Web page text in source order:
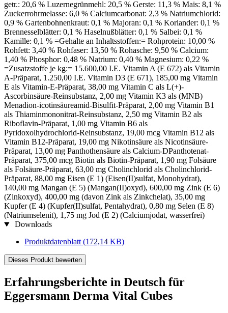
getr.: 20,6 % Luzernegrünmehl: 20,5 % Gerste: 11,3 % Mais: 8,1 %
Zuckerrohrmelasse: 6,0 % Calciumcarbonat: 2,3 % Natriumchlorid:
0,9 % Gartenbohnenkraut: 0,1 % Majoran: 0,1 % Koriander: 0,1 %
Brennesselblätter: 0,1 % Haselnußblätter: 0,1 % Salbei: 0,1 %
Kamille: 0,1 % =Gehalte an Inhaltsstoffen:= Rohprotein: 10,00 %
Rohfett: 3,40 % Rohfaser: 13,50 % Rohasche: 9,50 % Calcium:
1,40 % Phosphor: 0,48 % Natrium: 0,40 % Magnesium: 0,22 %
=Zusatzstoffe je kg:= 15.600,00 I.E. Vitamin A (E 672) als Vitamin
A-Präparat, 1.250,00 I.E. Vitamin D3 (E 671), 185,00 mg Vitamin
E als Vitamin-E-Präparat, 38,00 mg Vitamin C als L(+)-
Ascorbinsäure-Reinsubstanz, 2,00 mg Vitamin K3 als (MNB)
Menadion-icotinsäureamid-Bisulfit-Präparat, 2,00 mg Vitamin B1
als Thiaminmononitrat-Reinsubstanz, 2,50 mg Vitamin B2 als
Riboflavin-Präparat, 1,00 mg Vitamin B6 als
Pyridoxolhydrochlorid-Reinsubstanz, 19,00 mcg Vitamin B12 als
Vitamin B12-Präparat, 19,00 mg Nikotinsäure als Nicotinsäure-
Präparat, 13,00 mg Panthothensäure als Calcium-DPanthotenat-
Präparat, 375,00 mcg Biotin als Biotin-Präparat, 1,90 mg Folsäure
als Folsäure-Präparat, 63,00 mg Cholinchlorid als Cholinchlorid-
Präparat, 88,00 mg Eisen (E 1) (Eisen(II)sulfat, Monohydrat),
140,00 mg Mangan (E 5) (Mangan(II)oxyd), 600,00 mg Zink (E 6)
(Zinkoxyd), 400,00 mg (davon Zink als Zinkchelat), 35,00 mg
Kupfer (E 4) (Kupfer(II)sulfat, Pentahydrat), 0,80 mg Selen (E 8)
(Natriumselenit), 1,75 mg Jod (E 2) (Calciumjodat, wasserfrei)
Downloads
Produktdatenblatt (172,14 KB)
Dieses Produkt bewerten
Erfahrungsberichte in Deutsch für
Eggersmann Derma Vital Cubes